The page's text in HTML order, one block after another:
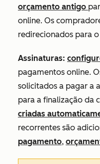
orçamento antigo
online. Os
redirecionados para
Assinaturas:
pagamentos online.
solicitados a pagar a
para a finalização da
criadas
recorrentes são
pagamento,